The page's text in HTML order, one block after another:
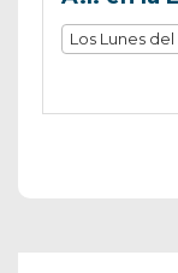
Los Lunes